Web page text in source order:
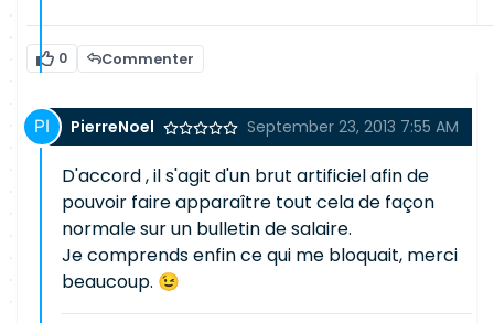
0 Commenter
PierreNoel September 23, 2013 7:55 AM
D'accord , il s'agit d'un brut artificiel afin de
pouvoir faire apparaître tout cela de façon
normale sur un bulletin de salaire.
Je comprends enfin ce qui me bloquait, merci
beaucoup. 😉